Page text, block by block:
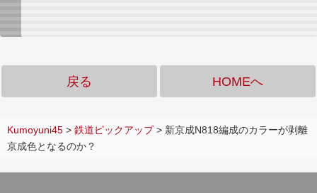
戻る HOMEへ
Kumoyuni45 > 鉄道ピックアップ> 新京成N818編成のカラーが剥離
京成色となるのか？